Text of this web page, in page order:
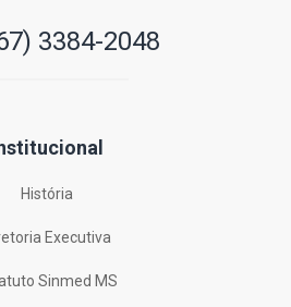
3384-2048
História
Executiva
Sinmed MS